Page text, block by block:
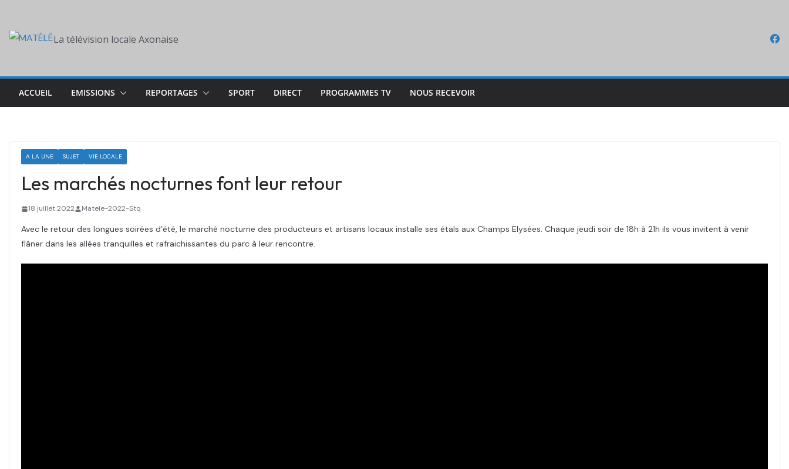
content
La télévision locale Axonaise
ACCUEIL EMISSIONS REPORTAGES SPORT DIRECT PROGRAMMES TV NOUS RECEVOIR
A LA UNE SUJET VIE LOCALE
Les marchés nocturnes font leur retour
18 juillet 2022 Matele-2022-Stq
Avec le retour des longues soirées d’été, le marché nocturne des producteurs et artisans locaux installe ses étals aux Champs Elysées. Chaque jeudi soir de 18h à 21h ils vous invitent à venir
flâner dans les allées tranquilles et rafraichissantes du parc à leur rencontre.